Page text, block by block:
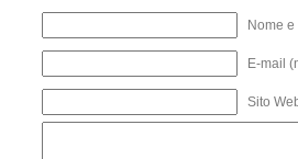
Nome
E-mail
Sito